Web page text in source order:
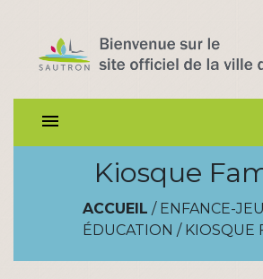
menu
Kiosque
ACCUEIL / ENFANCE-
ÉDUCATION / KIOSQUE